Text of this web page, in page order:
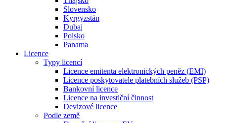
Slovensko
Kyrgyzstán
Dubaj
Polsko
Panama
Licence
Typy licencí
Licence emitenta elektronických peněz (EMI)
Licence poskytovatele platebních služeb (PSP)
Bankovní licence
Licence na investiční činnost
Devizové licence
Podle země